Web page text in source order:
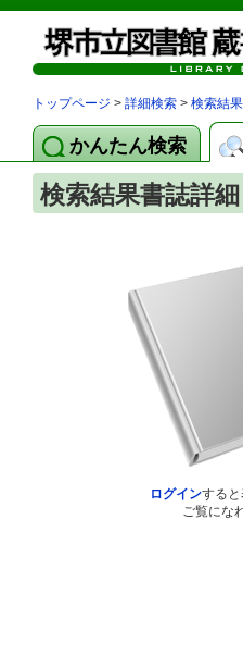
トップページ > 詳細検索 > 検索結
かんたん検索
検索結果書誌詳細
ログインすると
ご覧にな